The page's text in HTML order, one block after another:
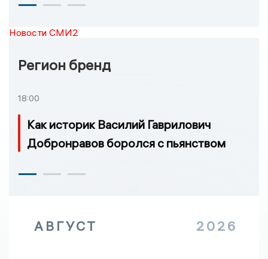
Новости СМИ2
Регион бренд
18:00
Как историк Василий Гаврилович
Добронравов боролся с пьянством
АВГУСТ 2026